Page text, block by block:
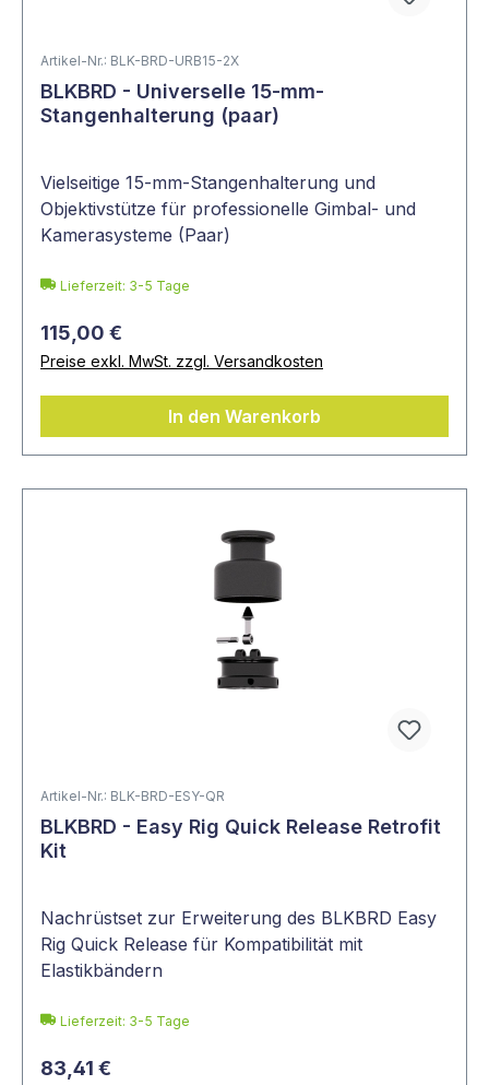
Artikel-Nr.: BLK-BRD-URB15-2X
BLKBRD - Universelle 15-mm-
Stangenhalterung (paar)
Vielseitige 15-mm-Stangenhalterung und
Objektivstütze für professionelle Gimbal- und
Kamerasysteme (Paar)
Lieferzeit: 3-5 Tage
115,00 €
Preise exkl. MwSt. zzgl. Versandkosten
In den Warenkorb
Artikel-Nr.: BLK-BRD-ESY-QR
BLKBRD - Easy Rig Quick Release Retrofit
Kit
Nachrüstset zur Erweiterung des BLKBRD Easy
Rig Quick Release für Kompatibilität mit
Elastikbändern
Lieferzeit: 3-5 Tage
83,41 €